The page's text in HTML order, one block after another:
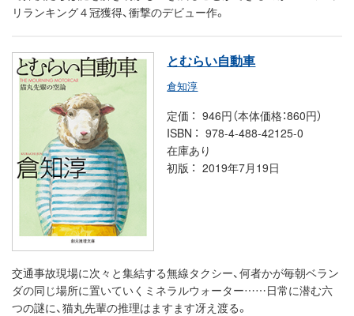
リランキング４冠獲得、衝撃のデビュー作。
とむらい自動車
倉知淳
定価
946円（本体価格：860円）
ISBN
978-4-488-42125-0
在庫あり
初版
2019年7月19日
交通事故現場に次々と集結する無線タクシー、何者かが毎朝ベラン
ダの同じ場所に置いていくミネラルウォーター……日常に潜む六
つの謎に、猫丸先輩の推理はますます冴え渡る。